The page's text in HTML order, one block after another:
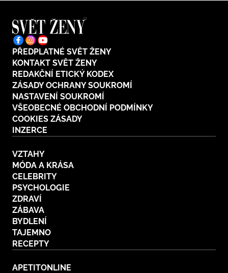
PŘEDPLATNÉ SVĚT ŽENY
KONTAKT SVĚT ŽENY
REDAKČNÍ ETICKÝ KODEX
ZÁSADY OCHRANY SOUKROMÍ
NASTAVENÍ SOUKROMÍ
VŠEOBECNÉ OBCHODNÍ PODMÍNKY
COOKIES ZÁSADY
INZERCE
VZTAHY
MÓDA A KRÁSA
CELEBRITY
PSYCHOLOGIE
ZDRAVÍ
ZÁBAVA
BYDLENÍ
TAJEMNO
RECEPTY
APETITONLINE